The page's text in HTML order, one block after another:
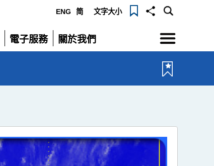
ENG 简 文字大小
電子服務
展
關於我們
展
選
單